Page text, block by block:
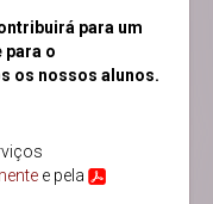
para um
para o
os nossos alunos.
e pela